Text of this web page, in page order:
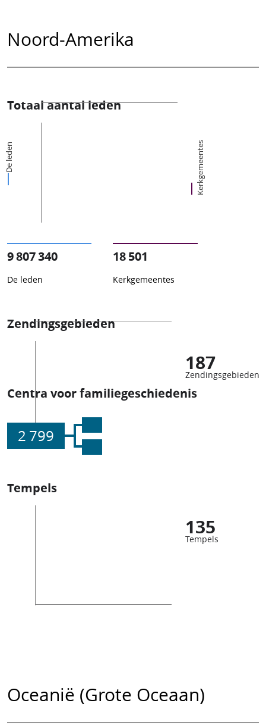
Noord-Amerika
Totaal aantal leden
De leden Kerkgemeentes
9 807 340
De leden
18 501
Kerkgemeentes
Zendingsgebieden
187
Zendingsgebieden
Centra voor familiegeschiedenis
2 799
Tempels
135
Tempels
Oceanië (Grote Oceaan)